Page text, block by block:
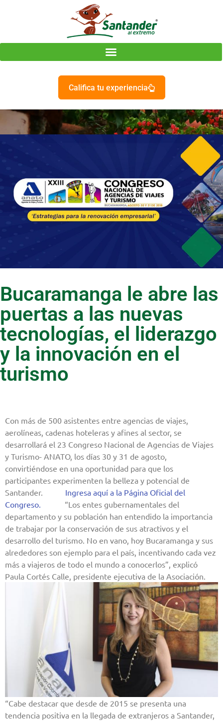
Califica tu experiencia
Bucaramanga le abre las
puertas a las nuevas
tecnologías, el liderazgo
y la innovación en el
turismo
Con más de 500 asistentes entre agencias de viajes,
aerolíneas, cadenas hoteleras y afines al sector, se
desarrollará el 23 Congreso Nacional de Agencias de Viajes
y Turismo- ANATO, los días 30 y 31 de agosto,
convirtiéndose en una oportunidad para que los
participantes experimenten la belleza y potencial de
Santander.
Ingresa aquí a la Página Oficial del
Congreso.
“Los entes gubernamentales del
departamento y su población han entendido la importancia
de trabajar por la conservación de sus atractivos y el
desarrollo del turismo. No en vano, hoy Bucaramanga y sus
alrededores son ejemplo para el país, incentivando cada vez
más a viajeros de todo el mundo a conocerlos”, explicó
Paula Cortés Calle, presidente ejecutiva de la Asociación.
“Cabe destacar que desde de 2015 se presenta una
tendencia positiva en la llegada de extranjeros a Santander,